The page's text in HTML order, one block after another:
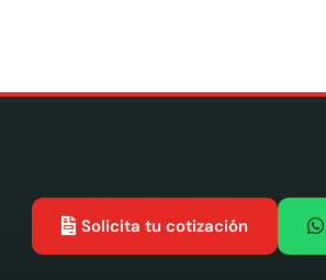
Solicita tu cotización